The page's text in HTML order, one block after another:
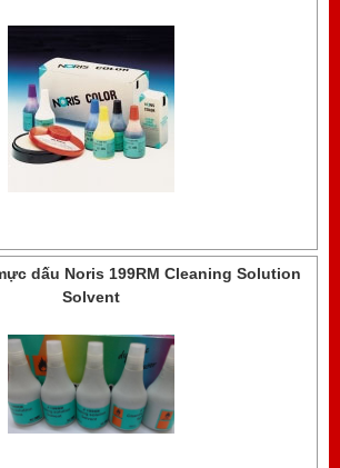
dấu Noris 199RM Cleaning Solution
Solvent